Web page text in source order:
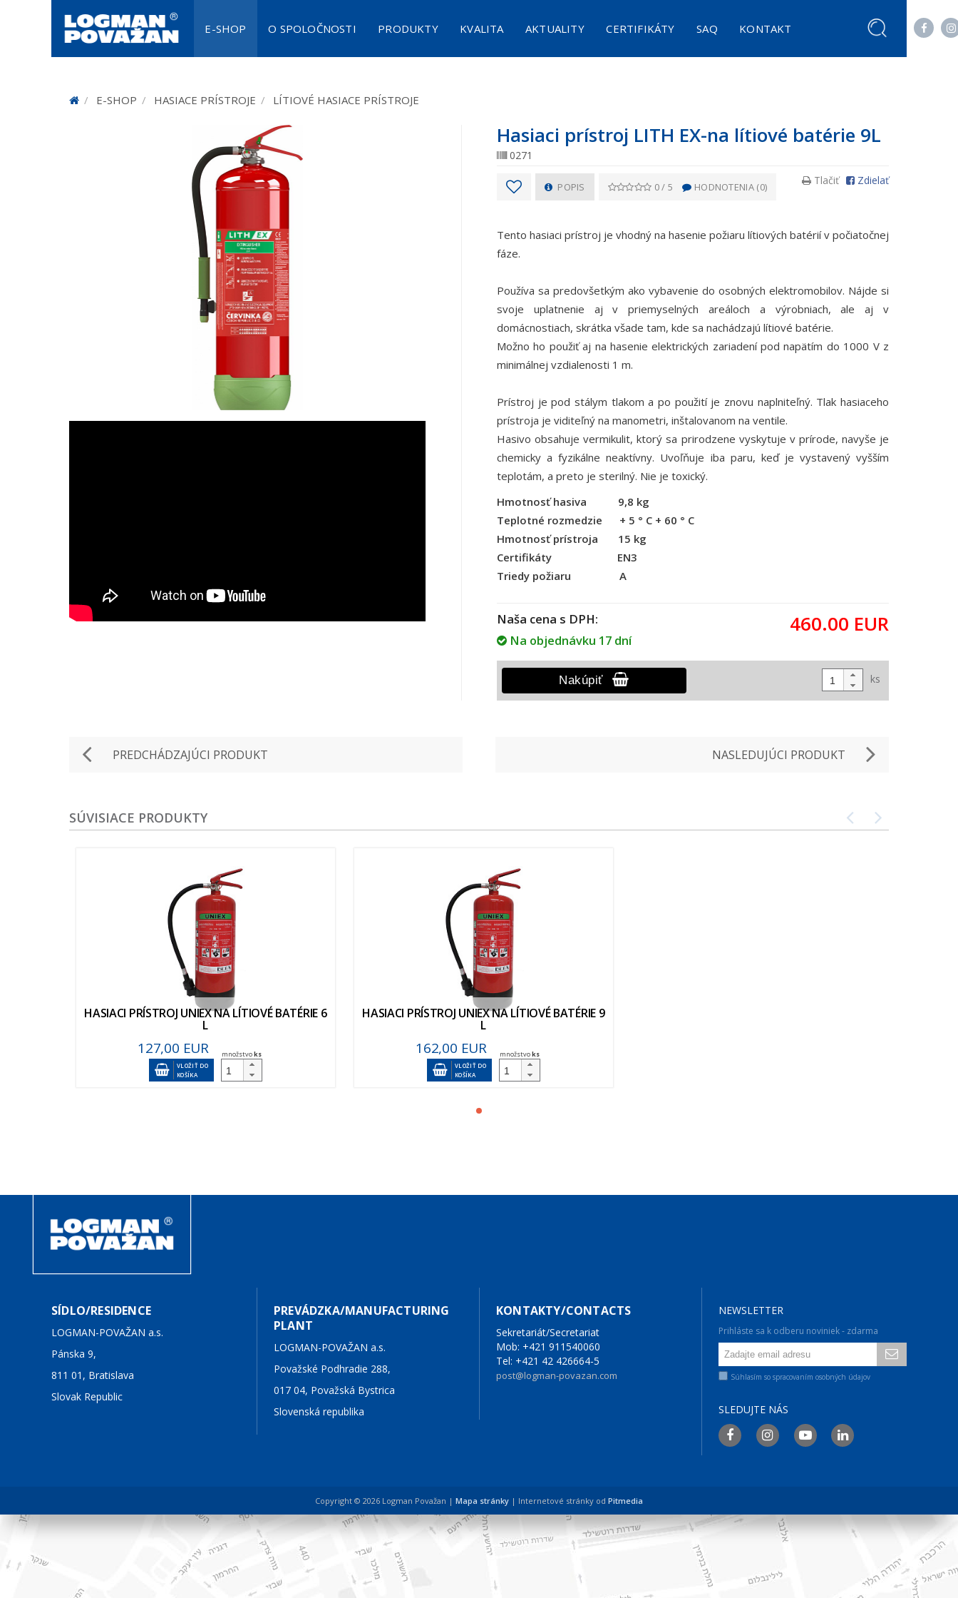
E-SHOP O SPOLOČNOSTI PRODUKTY KVALITA AKTUALITY CERTIFIKÁTY SAQ KONTAKT
E-SHOP HASIACE PRÍSTROJE LÍTIOVÉ HASIACE PRÍSTROJE
Hasiaci prístroj LITH EX-na lítiové batérie 9L
0271
POPIS 0/ 5 HODNOTENIA (0) Tlačiť Zdielať
Tento hasiaci prístroj je vhodný na hasenie požiaru lítiových batérií v počiatočnej
fáze.
Používa sa predovšetkým ako vybavenie do osobných elektromobilov. Nájde si
svoje uplatnenie aj v priemyselných areáloch a výrobniach, ale aj v
domácnostiach, skrátka všade tam, kde sa nachádzajú lítiové batérie.
Možno ho použiť aj na hasenie elektrických zariadení pod napätím do 1000 V z
minimálnej vzdialenosti 1 m.
Prístroj je pod stálym tlakom a po použití je znovu naplniteľný. Tlak hasiaceho
prístroja je viditeľný na manometri, inštalovanom na ventile.
Hasivo obsahuje vermikulit, ktorý sa prirodzene vyskytuje v prírode, navyše je
chemicky a fyzikálne neaktívny. Uvoľňuje iba paru, keď je vystavený vyšším
teplotám, a preto je sterilný. Nie je toxický.
Hmotnosť hasiva 9,8 kg
Teplotné rozmedzie + 5 ° C + 60 ° C
Hmotnosť prístroja 15 kg
Certifikáty EN3
Triedy požiaru A
Naša cena s DPH:
Na objednávku 17 dní
460.00 EUR
ks
Nakúpiť
NASLEDUJÚCI PRODUKT
PREDCHÁDZAJÚCI PRODUKT
SÚVISIACE PRODUKTY
HASIACI PRÍSTROJ UNIEX NA LÍTIOVÉ BATÉRIE 6
L
127,00 EUR
VLOŽIŤ DO
KOŠÍKA
množstvoks
HASIACI PRÍSTROJ UNIEX NA LÍTIOVÉ BATÉRIE 9
L
162,00 EUR
VLOŽIŤ DO
KOŠÍKA
množstvoks
SÍDLO/RESIDENCE
LOGMAN-POVAŽAN a.s.
Pánska 9,
811 01, Bratislava
Slovak Republic
PREVÁDZKA/MANUFACTURING
PLANT
LOGMAN-POVAŽAN a.s.
Považské Podhradie 288,
017 04, Považská Bystrica
Slovenská republika
KONTAKTY/CONTACTS
Sekretariát/Secretariat
Mob: +421 911540060
Tel: +421 42 426664-5
post@logman-povazan.com
NEWSLETTER
Prihláste sa k odberu noviniek - zdarma
Súhlasím so spracovaním osobných údajov
SLEDUJTE NÁS
Copyright © 2026 Logman Považan | Mapa stránky | Internetové stránky od Pitmedia